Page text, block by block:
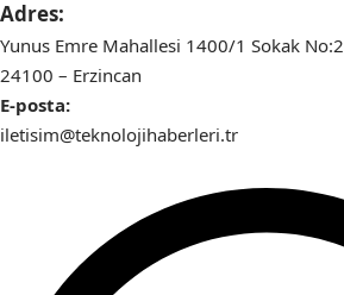
Adres:
Yunus Emre Mahallesi 1400/1 Sokak No:2
24100 – Erzincan
E-posta:
iletisim@teknolojihaberleri.tr